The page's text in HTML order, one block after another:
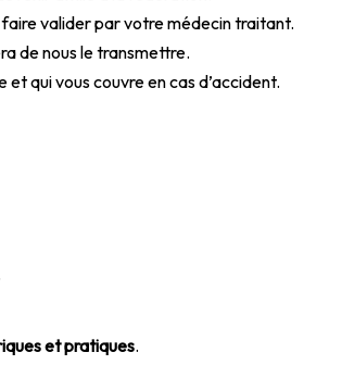
valider par votre médecin traitant.
de nous le transmettre.
qui vous couvre en cas d’accident.
et pratiques.